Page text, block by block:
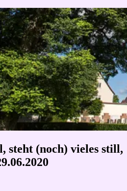
steht (noch) vieles still,